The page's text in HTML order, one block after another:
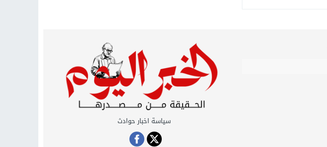
سياسة اخبار حوادث